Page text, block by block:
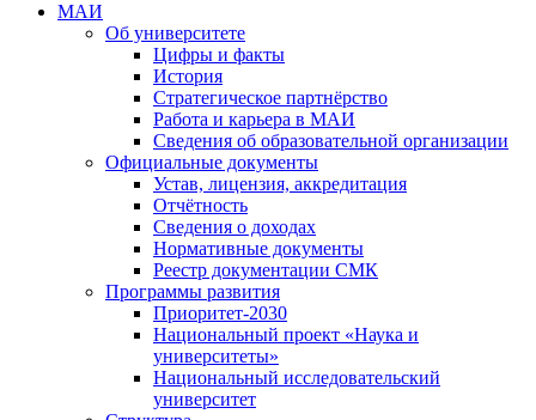
МАИ
Об университете
Цифры и факты
История
Стратегическое партнёрство
Работа и карьера в МАИ
Сведения об образовательной организации
Официальные документы
Устав, лицензия, аккредитация
Отчётность
Сведения о доходах
Нормативные документы
Реестр документации СМК
Программы развития
Приоритет-2030
Национальный проект «Наука и
университеты»
Национальный исследовательский
университет